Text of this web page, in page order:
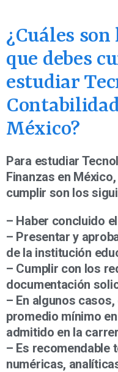
¿Cuáles
que debes
estudiar
México?
Para estudiar
Finanzas en
cumplir son los
– Haber concluido
– Presentar y
de la institución
– Cumplir con los
documentación
– En algunos
promedio mínimo
admitido en la
– Es recomendable
numéricas,